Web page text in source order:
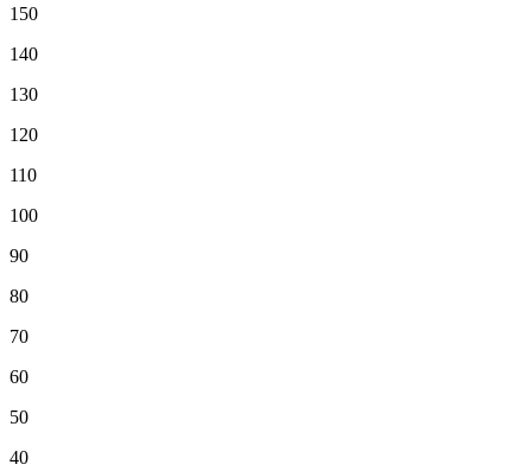
150
140
130
120
110
100
90
80
70
60
50
40